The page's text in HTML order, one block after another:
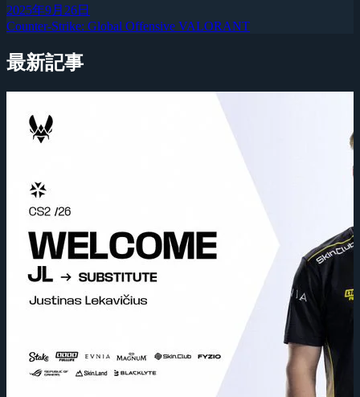
2025年9月26日
Counter-Strike: Global Offensive VALORANT
最新記事